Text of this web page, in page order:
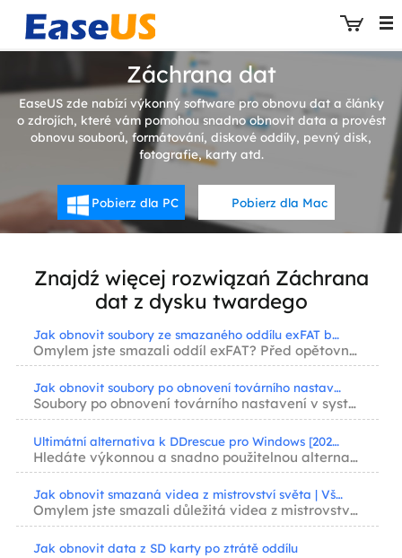
EaseUS
Záchrana dat
EaseUS zde nabízí výkonný software pro obnovu dat a články
o zdrojích, které vám pomohou snadno obnovit data a provést
obnovu souborů, formátování, diskové oddíly, pevný disk,
fotografie, karty atd.
Pobierz dla PC Pobierz dla Mac
Znajdź więcej rozwiązań Záchrana
dat z dysku twardego
Jak obnovit soubory ze smazaného oddílu exFAT bez ztráty dat
Omylem jste smazali oddíl exFAT? Před opětovným vytvořením nebo formátováním disku se nauč...
Jak obnovit soubory po obnovení továrního nastavení ve Windows 10
Soubory po obnovení továrního nastavení v systému Windows 10 můžete obnovit pomocí vestavě...
Ultimátní alternativa k DDrescue pro Windows [2026]
Hledáte výkonnou a snadno použitelnou alternativu k DDrescue? Průvodce obnovou dat EaseUS ...
Jak obnovit smazaná videa z mistrovství světa | Všechna zařízení
Omylem jste smazali důležitá videa z mistrovství světa? Naučte se, jak obnovit smazaná vi...
Jak obnovit data z SD karty po ztrátě oddílu